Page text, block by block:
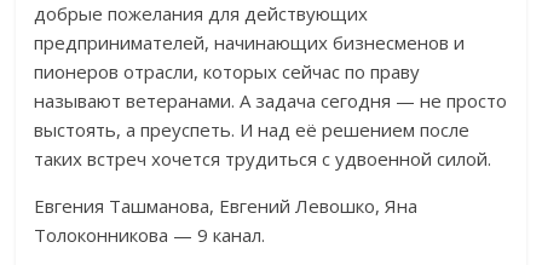
добрые пожелания для действующих
предпринимателей, начинающих бизнесменов и
пионеров отрасли, которых сейчас по праву
называют ветеранами. А задача сегодня — не просто
выстоять, а преуспеть. И над её решением после
таких встреч хочется трудиться с удвоенной силой.
Евгения Ташманова, Евгений Левошко, Яна
Толоконникова — 9 канал.